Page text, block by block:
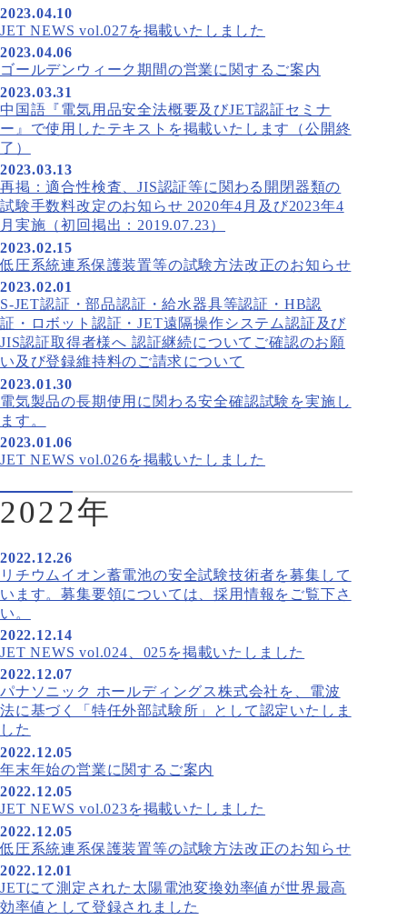
2023.04.10
JET NEWS vol.027を掲載いたしました
2023.04.06
ゴールデンウィーク期間の営業に関するご案内
2023.03.31
中国語『電気用品安全法概要及びJET認証セミナ
ー』で使用したテキストを掲載いたします（公開終
了）
2023.03.13
再掲：適合性検査、JIS認証等に関わる開閉器類の
試験手数料改定のお知らせ 2020年4月及び2023年4
月実施（初回掲出：2019.07.23）
2023.02.15
低圧系統連系保護装置等の試験方法改正のお知らせ
2023.02.01
S-JET認証・部品認証・給水器具等認証・HB認
証・ロボット認証・JET遠隔操作システム認証及び
JIS認証取得者様へ 認証継続についてご確認のお願
い及び登録維持料のご請求について
2023.01.30
電気製品の長期使用に関わる安全確認試験を実施し
ます。
2023.01.06
JET NEWS vol.026を掲載いたしました
2022年
2022.12.26
リチウムイオン蓄電池の安全試験技術者を募集して
います。募集要領については、採用情報をご覧下さ
い。
2022.12.14
JET NEWS vol.024、025を掲載いたしました
2022.12.07
パナソニック ホールディングス株式会社を、電波
法に基づく「特任外部試験所」として認定いたしま
した
2022.12.05
年末年始の営業に関するご案内
2022.12.05
JET NEWS vol.023を掲載いたしました
2022.12.05
低圧系統連系保護装置等の試験方法改正のお知らせ
2022.12.01
JETにて測定された太陽電池変換効率値が世界最高
効率値として登録されました